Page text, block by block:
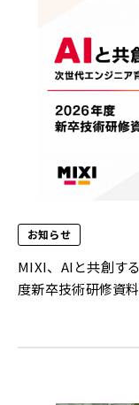
お知らせ
MIXI、AIと共創す
度新卒技術研修資